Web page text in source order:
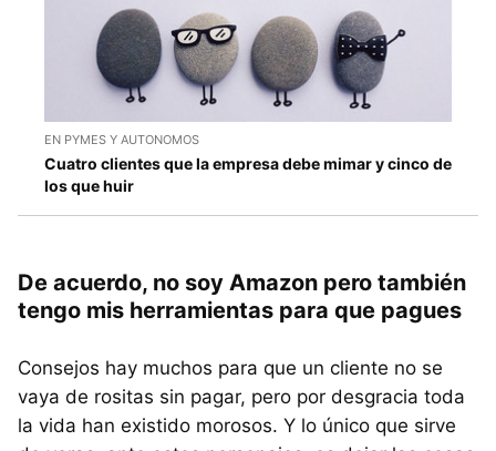
EN PYMES Y AUTONOMOS
Cuatro clientes que la empresa debe mimar y cinco de
los que huir
De acuerdo, no soy Amazon pero también
tengo mis herramientas para que pagues
Consejos hay muchos para que un cliente no se
vaya de rositas sin pagar, pero por desgracia toda
la vida han existido morosos. Y lo único que sirve